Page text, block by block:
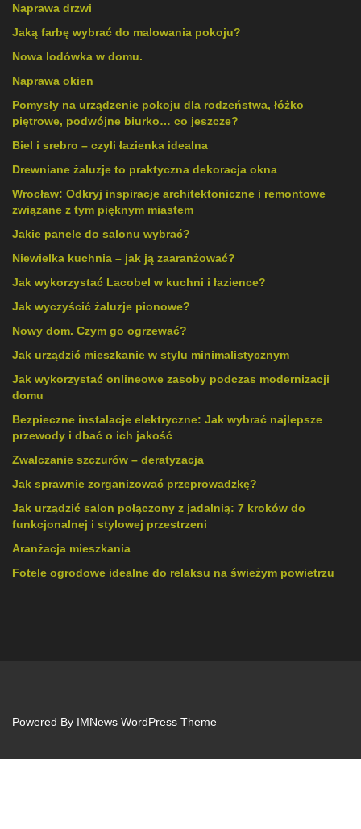
Naprawa drzwi
Jaką farbę wybrać do malowania pokoju?
Nowa lodówka w domu.
Naprawa okien
Pomysły na urządzenie pokoju dla rodzeństwa, łóżko
piętrowe, podwójne biurko… co jeszcze?
Biel i srebro – czyli łazienka idealna
Drewniane żaluzje to praktyczna dekoracja okna
Wrocław: Odkryj inspiracje architektoniczne i remontowe
związane z tym pięknym miastem
Jakie panele do salonu wybrać?
Niewielka kuchnia – jak ją zaaranżować?
Jak wykorzystać Lacobel w kuchni i łazience?
Jak wyczyścić żaluzje pionowe?
Nowy dom. Czym go ogrzewać?
Jak urządzić mieszkanie w stylu minimalistycznym
Jak wykorzystać onlineowe zasoby podczas modernizacji
domu
Bezpieczne instalacje elektryczne: Jak wybrać najlepsze
przewody i dbać o ich jakość
Zwalczanie szczurów – deratyzacja
Jak sprawnie zorganizować przeprowadzkę?
Jak urządzić salon połączony z jadalnią: 7 kroków do
funkcjonalnej i stylowej przestrzeni
Aranżacja mieszkania
Fotele ogrodowe idealne do relaksu na świeżym powietrzu
Powered By IMNews WordPress Theme